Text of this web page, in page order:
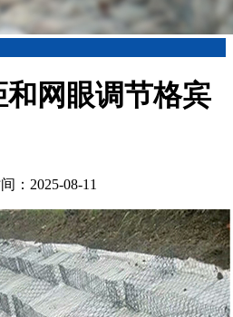
网眼调节格宾
：2025-08-11